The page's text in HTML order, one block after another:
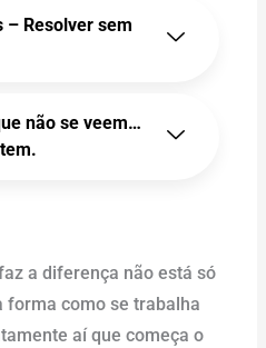
– Resolver sem
não se veem…
a diferença não está só
forma como se trabalha
aí que começa o